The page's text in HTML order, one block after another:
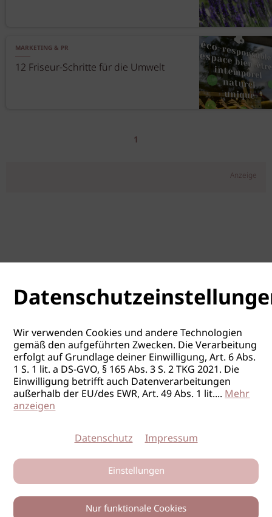
MARKETING & PR
12 Friseur-Schritte für die Umwelt
1
Anzeige
Wir verwenden Cookies und andere Technologien
gemäß den aufgeführten Zwecken. Die Verarbeitung
erfolgt auf Grundlage deiner Einwilligung, Art. 6 Abs.
1 S. 1 lit. a DS-GVO, § 165 Abs. 3 S. 2 TKG 2021. Die
Einwilligung betrifft auch Datenverarbeitungen
außerhalb der EU/des EWR, Art. 49 Abs. 1 lit....Mehr
anzeigen
Datenschutz Impressum
Einstellungen
Nur funktionale Cookies